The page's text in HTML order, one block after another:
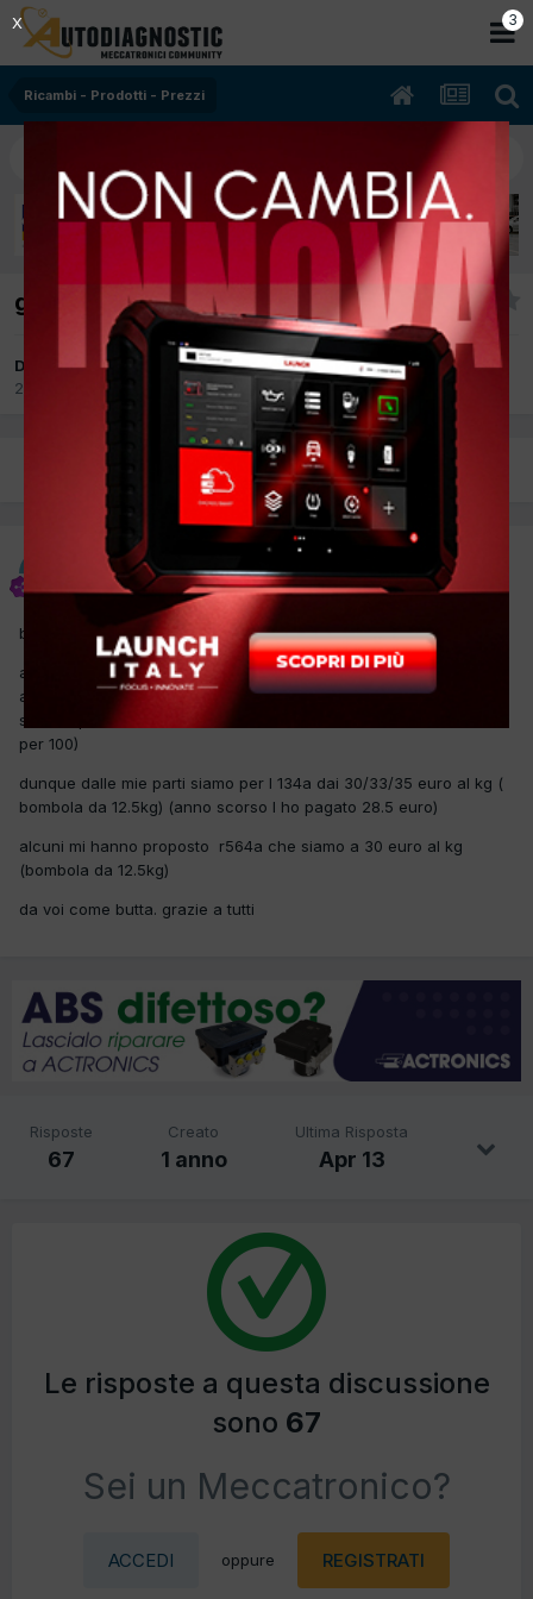
Ricambi - Prodotti - Prezzi
gas r134a prezzo 2025
Da plays
29 Gennaio 2025
Ricambi - Prodotti - Prezzi
AVANTI
Pagina 1 di 3
plays
Inviato 29 Gennaio 2025
buon giorno a tutti.
apro questo post per avere una panoramica piu chiara per l
acquisto per quest anno del gas r134a ( naturalmente parliamo
solo di quello con vuoto a rendere, l altra roba lascio stare al 100
per 100)
dunque dalle mie parti siamo per l 134a dai 30/33/35 euro al kg (
bombola da 12.5kg) (anno scorso l ho pagato 28.5 euro)
alcuni mi hanno proposto r564a che siamo a 30 euro al kg
(bombola da 12.5kg)
da voi come butta. grazie a tutti
Risposte
67
Creato
1 anno
Ultima Risposta
Apr 13
Le risposte a questa discussione
sono 67
Sei un Meccatronico?
ACCEDI oppure REGISTRATI
2
X